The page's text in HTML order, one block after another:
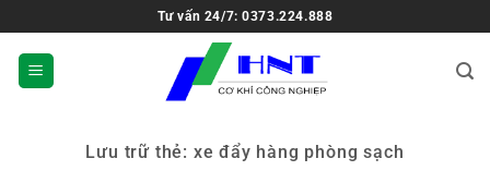
Tư vấn 24/7: 0373.224.888
Lưu trữ thẻ: xe đẩy hàng phòng sạch